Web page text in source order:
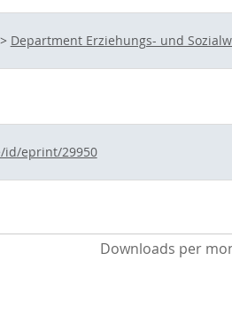
> Department Erziehungs- und
id/eprint/29950
Downloads per